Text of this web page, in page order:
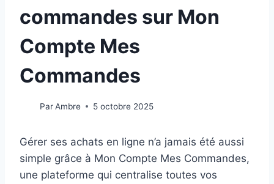
commandes sur Mon
Compte Mes
Commandes
ParAmbre 5 octobre 2025
Gérer ses achats en ligne n’a jamais été aussi
simple grâce à Mon Compte Mes Commandes,
une plateforme qui centralise toutes vos